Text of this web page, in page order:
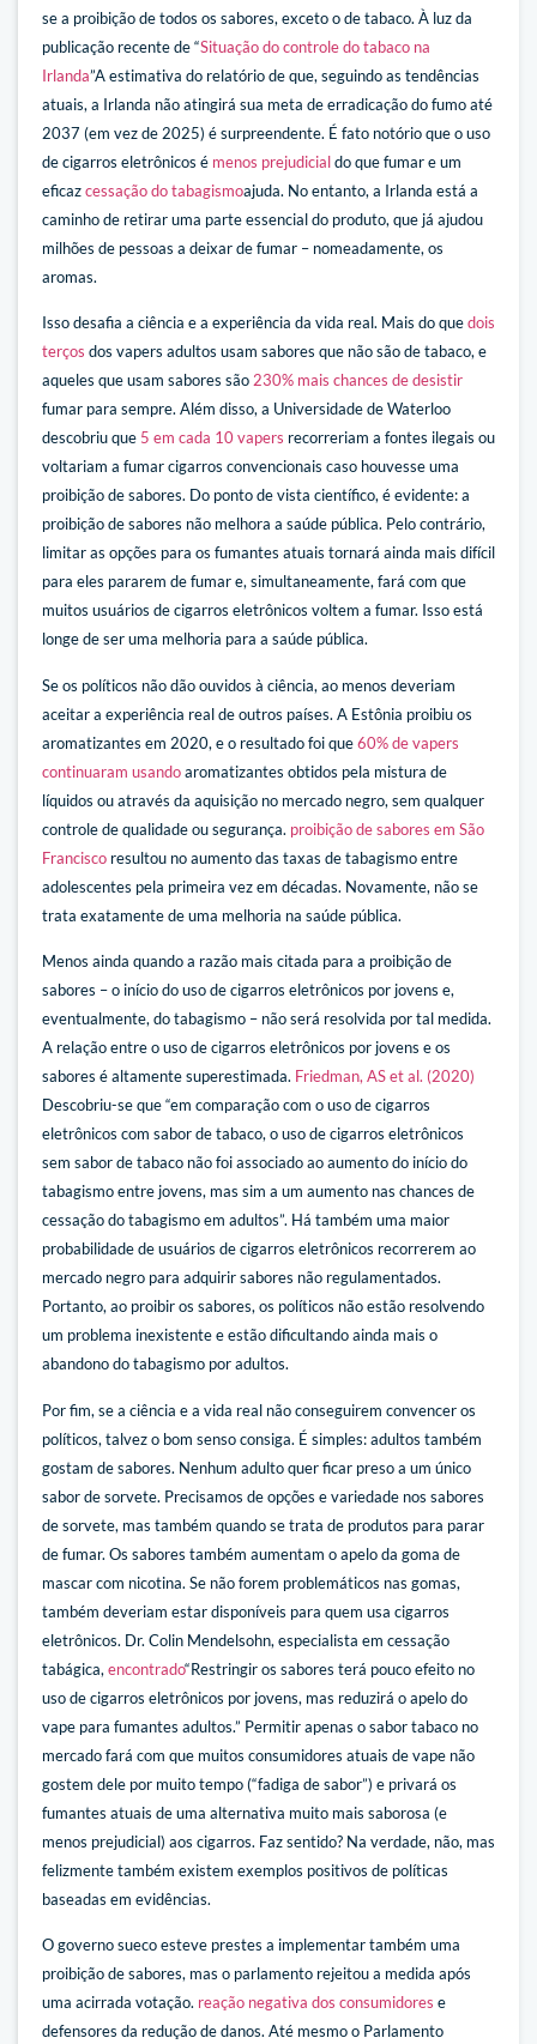
se a proibição de todos os sabores, exceto o de tabaco. À luz da
publicação recente de “Situação do controle do tabaco na
Irlanda”A estimativa do relatório de que, seguindo as tendências
atuais, a Irlanda não atingirá sua meta de erradicação do fumo até
2037 (em vez de 2025) é surpreendente. É fato notório que o uso
de cigarros eletrônicos é menos prejudicialdo que fumar e um
eficazcessação do tabagismoajuda. No entanto, a Irlanda está a
caminho de retirar uma parte essencial do produto, que já ajudou
milhões de pessoas a deixar de fumar – nomeadamente, os
aromas.
Isso desafia a ciência e a experiência da vida real. Mais do quedois
terços dos vapers adultos usam sabores que não são de tabaco, e
aqueles que usam sabores são230% mais chances de desistir
fumar para sempre. Além disso, a Universidade de Waterloo
descobriu que 5 em cada 10 vapers recorreriam a fontes ilegais ou
voltariam a fumar cigarros convencionais caso houvesse uma
proibição de sabores. Do ponto de vista científico, é evidente: a
proibição de sabores não melhora a saúde pública. Pelo contrário,
limitar as opções para os fumantes atuais tornará ainda mais difícil
para eles pararem de fumar e, simultaneamente, fará com que
muitos usuários de cigarros eletrônicos voltem a fumar. Isso está
longe de ser uma melhoria para a saúde pública.
Se os políticos não dão ouvidos à ciência, ao menos deveriam
aceitar a experiência real de outros países. A Estônia proibiu os
aromatizantes em 2020, e o resultado foi que60% de vapers
continuaram usandoaromatizantes obtidos pela mistura de
líquidos ou através da aquisição no mercado negro, sem qualquer
controle de qualidade ou segurança. proibição de sabores em São
Francisco resultou no aumento das taxas de tabagismo entre
adolescentes pela primeira vez em décadas. Novamente, não se
trata exatamente de uma melhoria na saúde pública.
Menos ainda quando a razão mais citada para a proibição de
sabores – o início do uso de cigarros eletrônicos por jovens e,
eventualmente, do tabagismo – não será resolvida por tal medida.
A relação entre o uso de cigarros eletrônicos por jovens e os
sabores é altamente superestimada. Friedman, AS et al. (2020)
Descobriu-se que “em comparação com o uso de cigarros
eletrônicos com sabor de tabaco, o uso de cigarros eletrônicos
sem sabor de tabaco não foi associado ao aumento do início do
tabagismo entre jovens, mas sim a um aumento nas chances de
cessação do tabagismo em adultos”. Há também uma maior
probabilidade de usuários de cigarros eletrônicos recorrerem ao
mercado negro para adquirir sabores não regulamentados.
Portanto, ao proibir os sabores, os políticos não estão resolvendo
um problema inexistente e estão dificultando ainda mais o
abandono do tabagismo por adultos.
Por fim, se a ciência e a vida real não conseguirem convencer os
políticos, talvez o bom senso consiga. É simples: adultos também
gostam de sabores. Nenhum adulto quer ficar preso a um único
sabor de sorvete. Precisamos de opções e variedade nos sabores
de sorvete, mas também quando se trata de produtos para parar
de fumar. Os sabores também aumentam o apelo da goma de
mascar com nicotina. Se não forem problemáticos nas gomas,
também deveriam estar disponíveis para quem usa cigarros
eletrônicos. Dr. Colin Mendelsohn, especialista em cessação
tabágica, encontrado“Restringir os sabores terá pouco efeito no
uso de cigarros eletrônicos por jovens, mas reduzirá o apelo do
vape para fumantes adultos.” Permitir apenas o sabor tabaco no
mercado fará com que muitos consumidores atuais de vape não
gostem dele por muito tempo (“fadiga de sabor”) e privará os
fumantes atuais de uma alternativa muito mais saborosa (e
menos prejudicial) aos cigarros. Faz sentido? Na verdade, não, mas
felizmente também existem exemplos positivos de políticas
baseadas em evidências.
O governo sueco esteve prestes a implementar também uma
proibição de sabores, mas o parlamento rejeitou a medida após
uma acirrada votação. reação negativa dos consumidores e
defensores da redução de danos. Até mesmo o Parlamento